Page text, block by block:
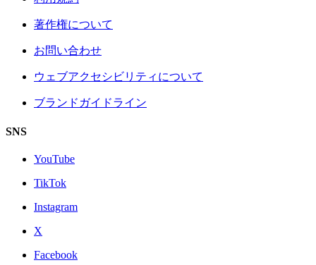
著作権について
お問い合わせ
ウェブアクセシビリティについて
ブランドガイドライン
SNS
YouTube
TikTok
Instagram
X
Facebook